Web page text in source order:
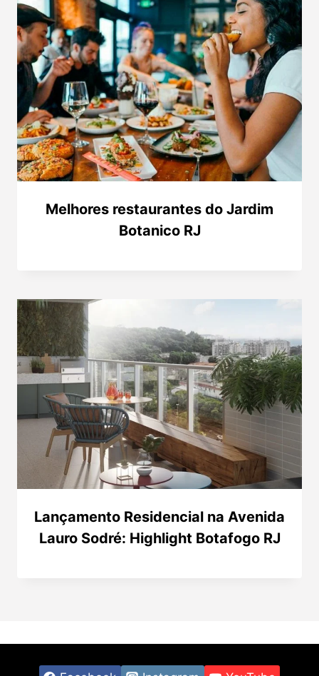
Melhores restaurantes do Jardim
Botanico RJ
Lançamento Residencial na Avenida
Lauro Sodré: Highlight Botafogo RJ